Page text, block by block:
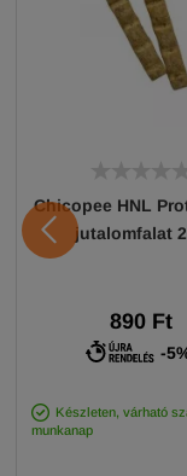
Chicopee HNL
jutalomfalat
890 Ft
-
Készleten, várható
munkanap